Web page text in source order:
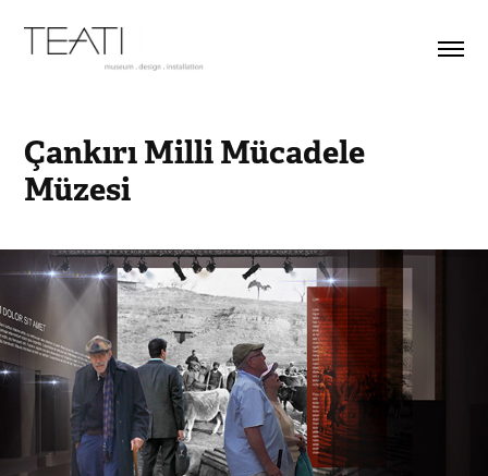
Çankırı Milli Mücadele
Müzesi